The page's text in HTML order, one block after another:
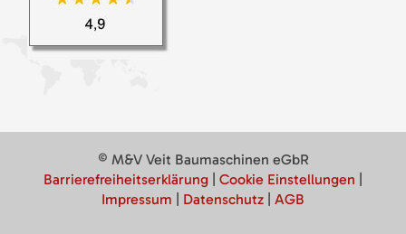
© M&V Veit Baumaschinen eGbR
Barrierefreiheitserklärung
Cookie Einstellungen
Impressum
Datenschutz AGB